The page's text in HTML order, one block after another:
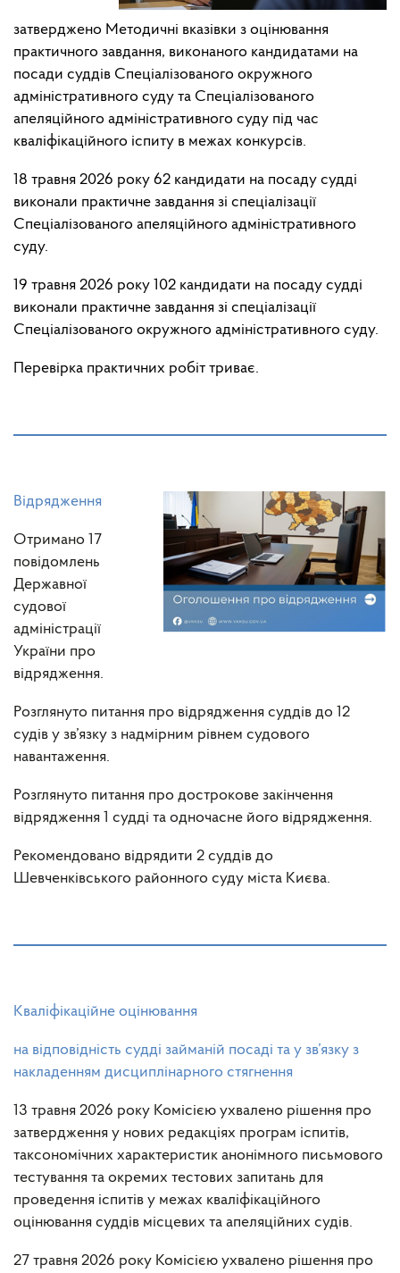
затверджено Методичні вказівки з оцінювання
практичного завдання, виконаного кандидатами на
посади суддів Спеціалізованого окружного
адміністративного суду та Спеціалізованого
апеляційного адміністративного суду під час
кваліфікаційного іспиту в межах конкурсів.
18 травня 2026 року 62 кандидати на посаду судді
виконали практичне завдання зі спеціалізації
Спеціалізованого апеляційного адміністративного
суду.
19 травня 2026 року 102 кандидати на посаду судді
виконали практичне завдання зі спеціалізації
Спеціалізованого окружного адміністративного суду.
Перевірка практичних робіт триває.
Відрядження
Отримано 17
повідомлень
Державної
судової
адміністрації
України про
відрядження.
Розглянуто питання про відрядження суддів до 12
судів у зв’язку з надмірним рівнем судового
навантаження.
Розглянуто питання про дострокове закінчення
відрядження 1 судді та одночасне його відрядження.
Рекомендовано відрядити 2 суддів до
Шевченківського районного суду міста Києва.
Кваліфікаційне оцінювання
на відповідність судді займаній посаді та у зв’язку з
накладенням дисциплінарного стягнення
13 травня 2026 року Комісією ухвалено рішення про
затвердження у нових редакціях програм іспитів,
таксономічних характеристик анонімного письмового
тестування та окремих тестових запитань для
проведення іспитів у межах кваліфікаційного
оцінювання суддів місцевих та апеляційних судів.
27 травня 2026 року Комісією ухвалено рішення про